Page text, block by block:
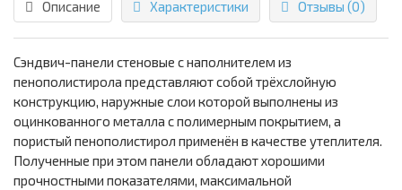
Описание Характеристики Отзывы (0)
Сэндвич-панели стеновые с наполнителем из
пенополистирола представляют собой трёхслойную
конструкцию, наружные слои которой выполнены из
оцинкованного металла с полимерным покрытием, а
пористый пенополистирол применён в качестве утеплителя.
Полученные при этом панели обладают хорошими
прочностными показателями, максимальной